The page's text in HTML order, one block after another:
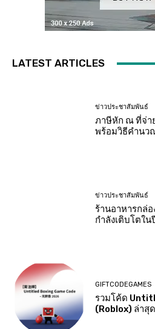
LATEST ARTICLES
ข่าวประชาสัมพันธ์
ภาษีหัก ณ ที่จ่า
พร้อมวิธีคำนว
ข่าวประชาสัมพันธ์
ร้านอาหารกล่อ
กำลังเติบโตใน
GIFTCODEGAMES
รวมโค้ด
(Roblox) ล่าสุ